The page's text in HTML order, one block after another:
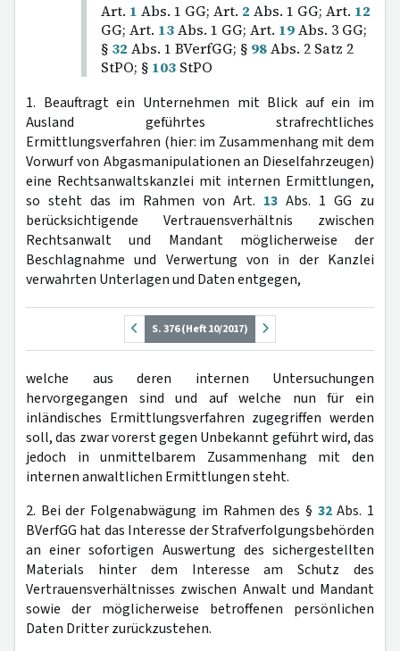
Art. 1 Abs. 1 GG; Art. 2 Abs. 1 GG; Art. 12
GG; Art. 13Abs. 1 GG; Art. 19Abs. 3 GG;
§ 32 Abs. 1 BVerfGG; § 98Abs. 2 Satz 2
StPO; § 103 StPO
1. Beauftragt ein Unternehmen mit Blick auf ein im
Ausland geführtes strafrechtliches
Ermittlungsverfahren (hier: im Zusammenhang mit dem
Vorwurf von Abgasmanipulationen an Dieselfahrzeugen)
eine Rechtsanwaltskanzlei mit internen Ermittlungen,
so steht das im Rahmen von Art. 13 Abs. 1 GG zu
berücksichtigende Vertrauensverhältnis zwischen
Rechtsanwalt und Mandant möglicherweise der
Beschlagnahme und Verwertung von in der Kanzlei
verwahrten Unterlagen und Daten entgegen,
S. 376 (Heft 10/2017)
welche aus deren internen Untersuchungen
hervorgegangen sind und auf welche nun für ein
inländisches Ermittlungsverfahren zugegriffen werden
soll, das zwar vorerst gegen Unbekannt geführt wird, das
jedoch in unmittelbarem Zusammenhang mit den
internen anwaltlichen Ermittlungen steht.
2. Bei der Folgenabwägung im Rahmen des § 32Abs. 1
BVerfGG hat das Interesse der Strafverfolgungsbehörden
an einer sofortigen Auswertung des sichergestellten
Materials hinter dem Interesse am Schutz des
Vertrauensverhältnisses zwischen Anwalt und Mandant
sowie der möglicherweise betroffenen persönlichen
Daten Dritter zurückzustehen.